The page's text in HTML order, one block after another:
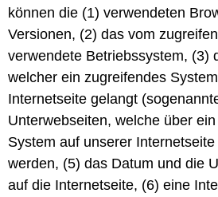
können die (1) verwendeten
Versionen, (2) das vom
verwendete Betriebssystem, (3)
welcher ein zugreifendes
Internetseite gelangt
Unterwebseiten, welche über
System auf unserer
werden, (5) das Datum und die
auf die Internetseite, (6) eine